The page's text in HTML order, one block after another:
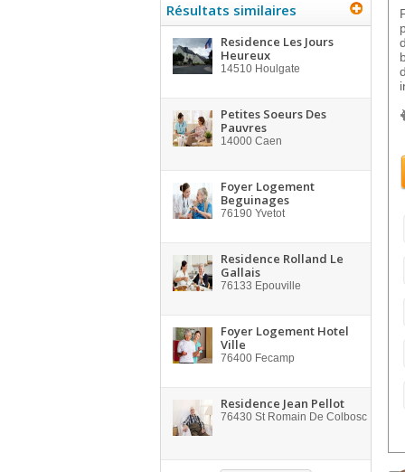
Résultats similaires
Residence Les Jours
Heureux
14510 Houlgate
Petites Soeurs Des
Pauvres
14000 Caen
Foyer Logement
Beguinages
76190 Yvetot
Residence Rolland Le
Gallais
76133 Epouville
Foyer Logement Hotel
Ville
76400 Fecamp
Residence Jean Pellot
76430 St Romain De Colbosc